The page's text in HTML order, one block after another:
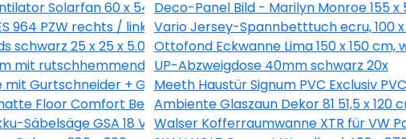
Solarfan 60 x 54,4 cmDeco-Panel Bild - Marilyn Monroe 155 x
964 PZW rechts / links Vario Jersey-Spannbetttuch ecru, 100
schwarz 25 x 25 x 5.0 mm - 18 StückOttofond Eckwanne Lima 150 x 150 cm,
mit rutschhemmender GriffflächeUP-Abzweigdose 40mm schwarz 20x
mit Gurtschneider + GlasbrecherMeeth Haustür Signum PVC Exclusiv
Floor Comfort Beachwood 50 x 80 cm
Ambiente Glaszaun Dekor 81 51,5 x
Säbelsäge GSA 18 V-LI C Solo in L-BoxxWalser Kofferraumwanne XTR für VW